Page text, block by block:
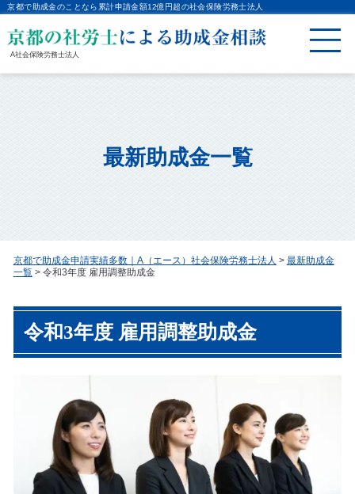
京都で助成金のことなら累計申請金額12億円超の社会保険労務士法人
A社会保険労務士法人
最新助成金一覧
京都で助成金申請実績多数｜A（エース）社会保険労務士法人 > 最新助成金
一覧> 令和3年度 雇用調整助成金
令和3年度 雇用調整助成金